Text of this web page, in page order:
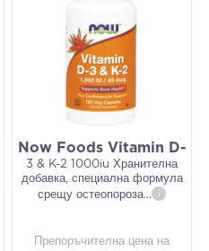
Now Foods Vitamin D-
3 & K-2 1000iu Хранителна
добавка, специална формула
срещу остеопороза... i
Препоръчителна цена на